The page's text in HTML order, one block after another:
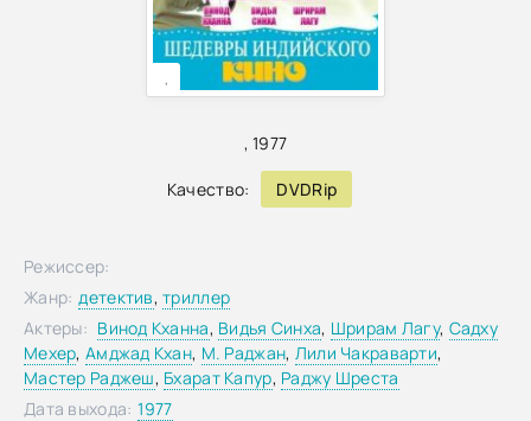
,1977
Качество: DVDRip
,
Режиссер:
Жанр: детектив,триллер
Актеры: Винод Кханна, Видья Синха, Шрирам Лагу, Садху
Мехер, Амджад Кхан, М. Раджан, Лили Чакраварти,
Мастер Раджеш, Бхарат Капур, Раджу Шреста
Дата выхода: 1977